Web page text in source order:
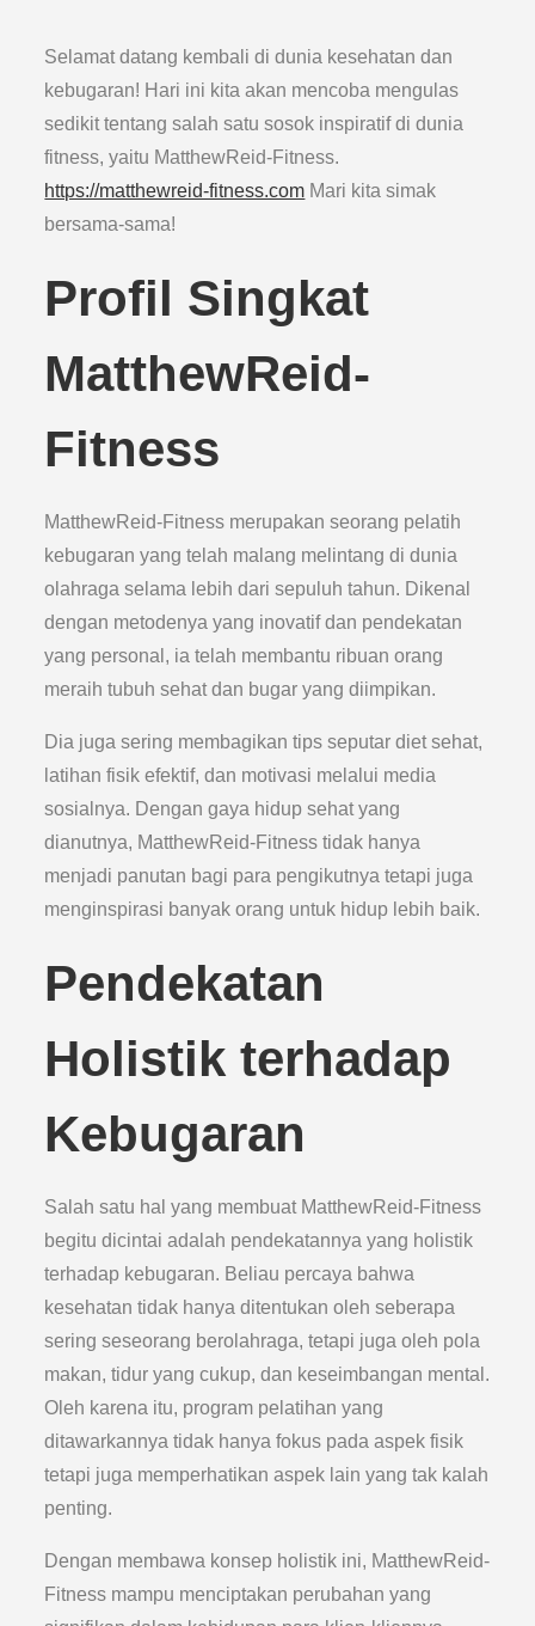
Selamat datang kembali di dunia kesehatan dan
kebugaran! Hari ini kita akan mencoba mengulas
sedikit tentang salah satu sosok inspiratif di dunia
fitness, yaitu MatthewReid-Fitness.
https://matthewreid-fitness.com Mari kita simak
bersama-sama!
Profil Singkat
MatthewReid-
Fitness
MatthewReid-Fitness merupakan seorang pelatih
kebugaran yang telah malang melintang di dunia
olahraga selama lebih dari sepuluh tahun. Dikenal
dengan metodenya yang inovatif dan pendekatan
yang personal, ia telah membantu ribuan orang
meraih tubuh sehat dan bugar yang diimpikan.
Dia juga sering membagikan tips seputar diet sehat,
latihan fisik efektif, dan motivasi melalui media
sosialnya. Dengan gaya hidup sehat yang
dianutnya, MatthewReid-Fitness tidak hanya
menjadi panutan bagi para pengikutnya tetapi juga
menginspirasi banyak orang untuk hidup lebih baik.
Pendekatan
Holistik terhadap
Kebugaran
Salah satu hal yang membuat MatthewReid-Fitness
begitu dicintai adalah pendekatannya yang holistik
terhadap kebugaran. Beliau percaya bahwa
kesehatan tidak hanya ditentukan oleh seberapa
sering seseorang berolahraga, tetapi juga oleh pola
makan, tidur yang cukup, dan keseimbangan mental.
Oleh karena itu, program pelatihan yang
ditawarkannya tidak hanya fokus pada aspek fisik
tetapi juga memperhatikan aspek lain yang tak kalah
penting.
Dengan membawa konsep holistik ini, MatthewReid-
Fitness mampu menciptakan perubahan yang